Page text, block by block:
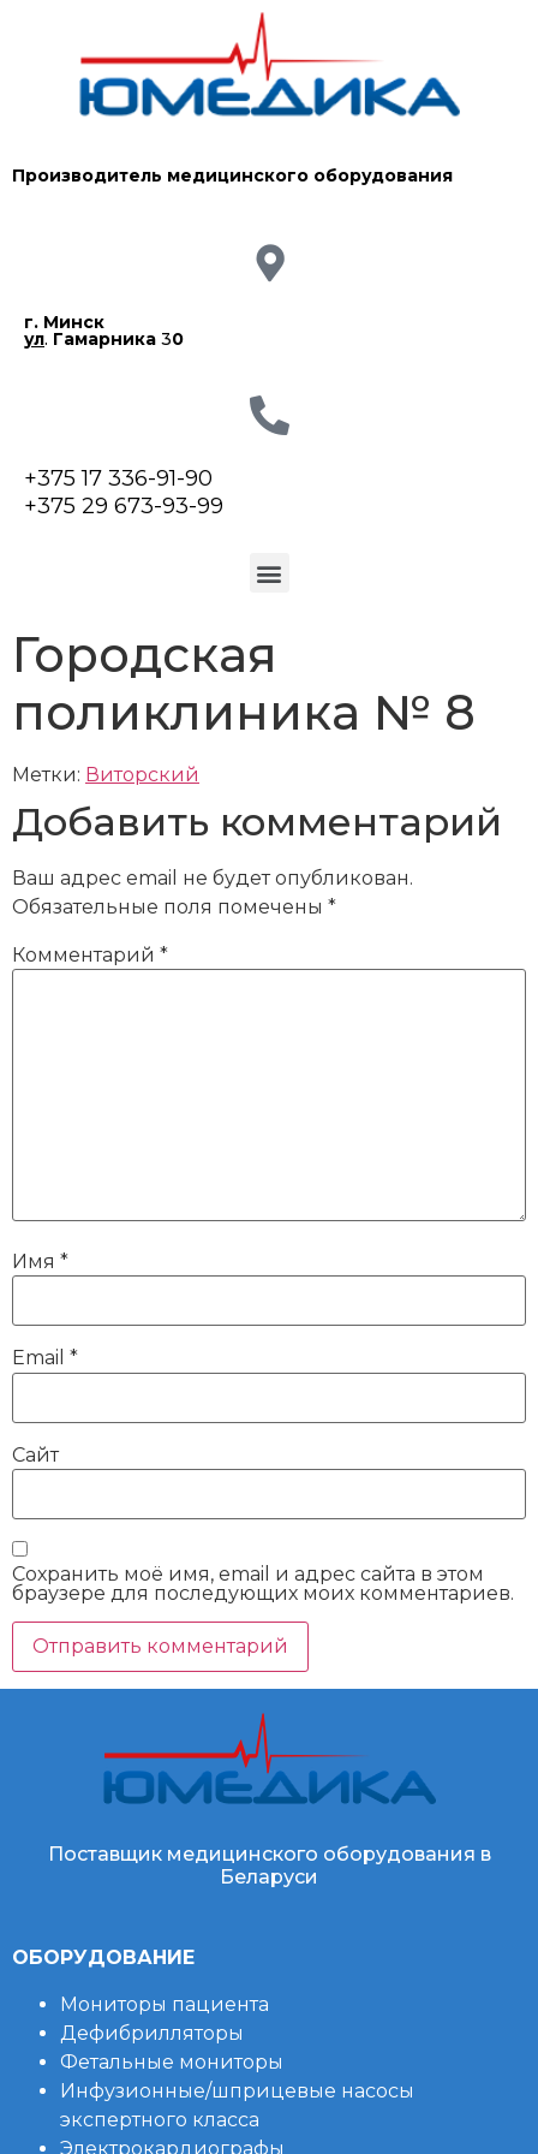
Производитель медицинского оборудования
г. Минск
ул. Гамарника 30
+375 17 336-91-90
+375 29 673-93-99
Городская
поликлиника № 8
Метки: Виторский
Добавить комментарий
Ваш адрес email не будет опубликован.
Обязательные поля помечены *
Комментарий *
Имя *
Email *
Сайт
Сохранить моё имя, email и адрес сайта в этом
браузере для последующих моих комментариев.
Поставщик медицинского оборудования в
Беларуси
ОБОРУДОВАНИЕ
Мониторы пациента
Дефибрилляторы
Фетальные мониторы
Инфузионные/шприцевые насосы
экспертного класса
Электрокардиографы